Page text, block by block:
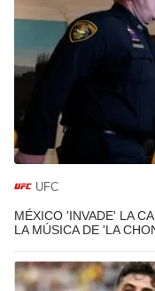
UFC
MÉXICO 'INVADE' LA
LA MÚSICA DE 'LA